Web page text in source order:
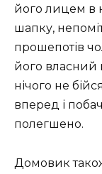
його лицем в
шапку,
прошепотів
його власний
нічого не
вперед і
полегшено.
Домовик